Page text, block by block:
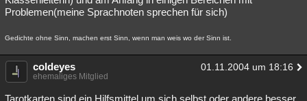
Problemen(meine Sprachnoten sprechen für sich)
Gedichte ohne Sinn, machen erst Sinn, wenn man weis wo der Sinn ist.
coldeyes 01.11.2004 um 18:16
ehemaliges Mitglied
Tarotkarten sind ein Hilfsmittel um sich selbst oder andere besser